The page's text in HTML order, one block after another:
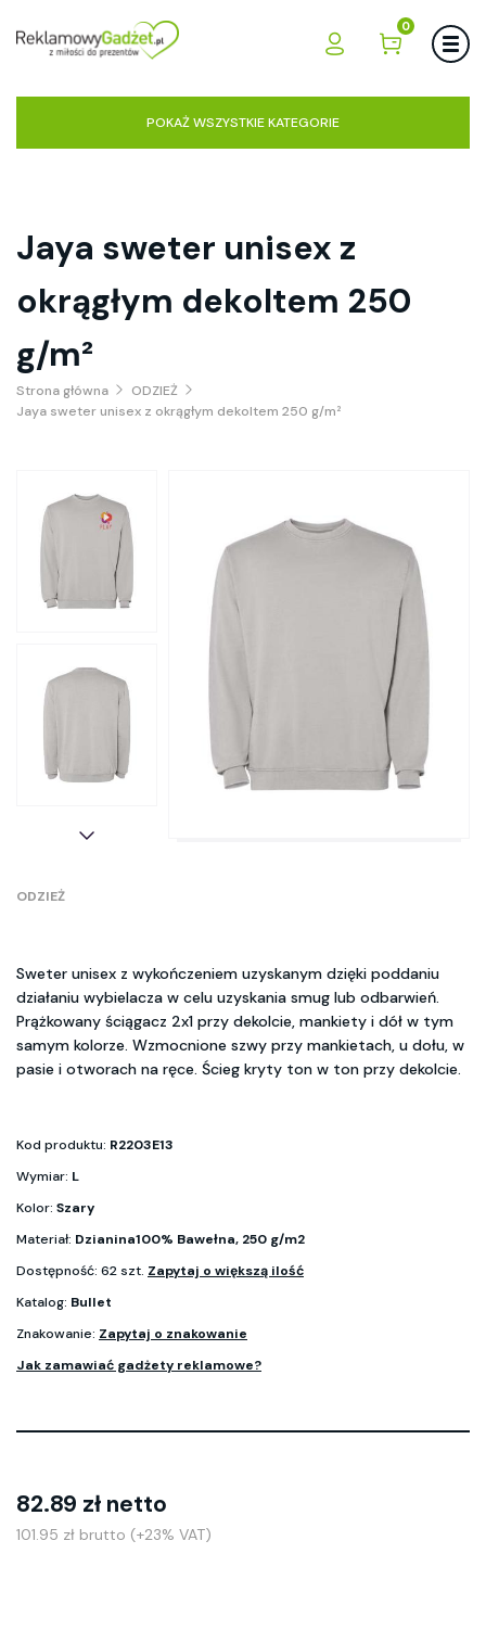
0
POKAŻ WSZYSTKIE KATEGORIE
Jaya sweter unisex z
okrągłym dekoltem 250
g/m²
Strona główna
ODZIEŻ
Jaya sweter unisex z okrągłym dekoltem 250 g/m²
ODZIEŻ
Sweter unisex z wykończeniem uzyskanym dzięki poddaniu
działaniu wybielacza w celu uzyskania smug lub odbarwień.
Prążkowany ściągacz 2x1 przy dekolcie, mankiety i dół w tym
samym kolorze. Wzmocnione szwy przy mankietach, u dołu, w
pasie i otworach na ręce. Ścieg kryty ton w ton przy dekolcie.
Kod produktu: R2203E13
Wymiar: L
Kolor: Szary
Materiał: Dzianina100% Bawełna, 250 g/m2
Dostępność: 62 szt. Zapytaj o większą ilość
Katalog: Bullet
Znakowanie: Zapytaj o znakowanie
Jak zamawiać gadżety reklamowe?
82.89 zł netto
101.95 zł brutto (+23% VAT)